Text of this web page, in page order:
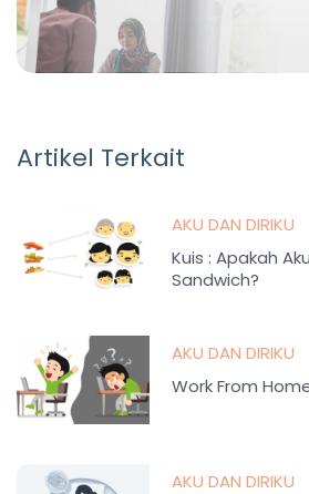
Artikel Terkait
AKU DAN DIRIKU
Kuis : Apakah
Sandwich?
AKU DAN DIRIKU
Work From
AKU DAN DIRIKU